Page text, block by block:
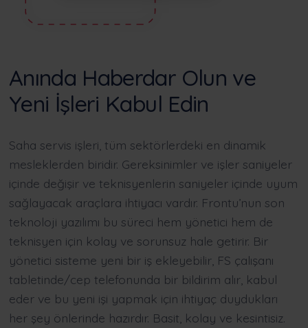
Anında Haberdar Olun ve
Yeni İşleri Kabul Edin
Saha servis işleri, tüm sektörlerdeki en dinamik
mesleklerden biridir. Gereksinimler ve işler saniyeler
içinde değişir ve teknisyenlerin saniyeler içinde uyum
sağlayacak araçlara ihtiyacı vardır. Frontu’nun son
teknoloji yazılımı bu süreci hem yönetici hem de
teknisyen için kolay ve sorunsuz hale getirir. Bir
yönetici sisteme yeni bir iş ekleyebilir, FS çalışanı
tabletinde/cep telefonunda bir bildirim alır, kabul
eder ve bu yeni işi yapmak için ihtiyaç duydukları
her şey önlerinde hazırdır. Basit, kolay ve kesintisiz.